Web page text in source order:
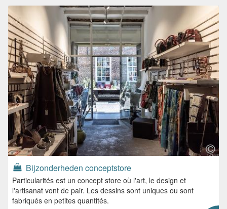
Bijzonderheden conceptstore
Particularités est un concept store où l'art, le design et
l'artisanat vont de pair. Les dessins sont uniques ou sont
fabriqués en petites quantités.